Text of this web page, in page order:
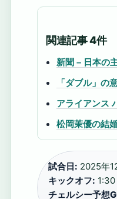
関連記事 4件
新聞 – 日本の
「ダブル」の
アライアンス
松岡茉優の結
試合日: 2025年
キックオフ: 1:30
チェルシー予想